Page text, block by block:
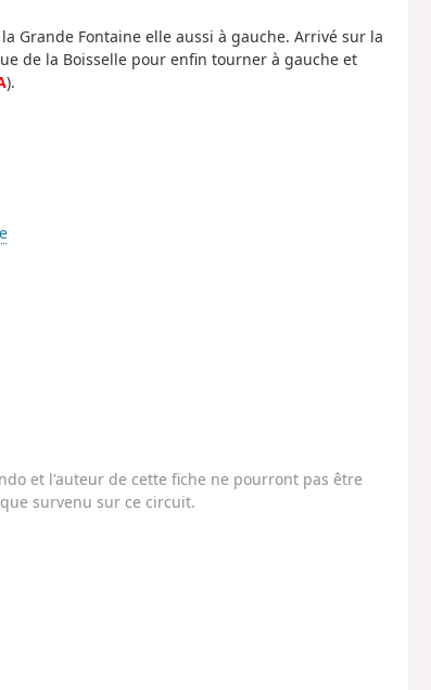
Grande Fontaine elle aussi à gauche. Arrivé sur la
de la Boisselle pour enfin tourner à gauche et
).
et l'auteur de cette fiche ne pourront pas être
survenu sur ce circuit.